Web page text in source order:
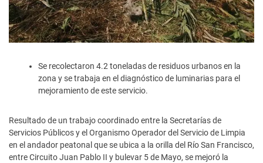
Se recolectaron 4.2 toneladas de residuos urbanos en la
zona y se trabaja en el diagnóstico de luminarias para el
mejoramiento de este servicio.
Resultado de un trabajo coordinado entre la Secretarías de
Servicios Públicos y el Organismo Operador del Servicio de Limpia
en el andador peatonal que se ubica a la orilla del Río San Francisco,
entre Circuito Juan Pablo II y bulevar 5 de Mayo, se mejoró la